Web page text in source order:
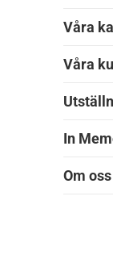
Våra
Våra
In
Om oss